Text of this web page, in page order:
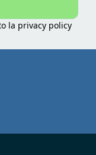
la privacy policy